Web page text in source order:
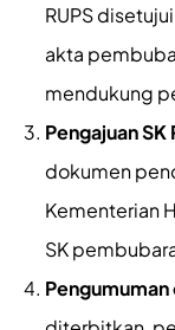
RUPS
akta
mendukung
Pengajuan
dokumen
Kementerian
SK